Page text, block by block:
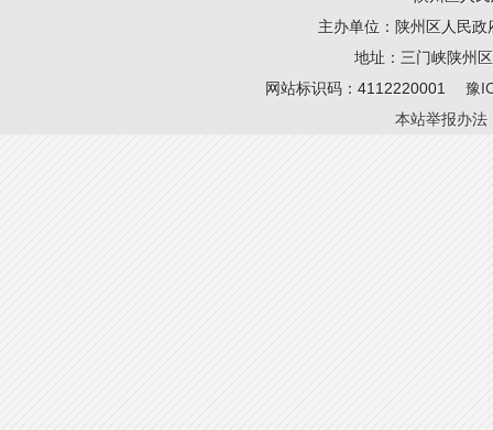
主办单位：陕州区人民
地址：三门峡陕州
网站标识码：4112220001 豫
本站举报办法